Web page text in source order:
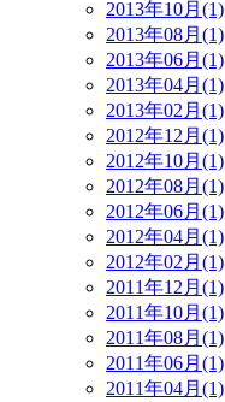
2013年10月(1)
2013年08月(1)
2013年06月(1)
2013年04月(1)
2013年02月(1)
2012年12月(1)
2012年10月(1)
2012年08月(1)
2012年06月(1)
2012年04月(1)
2012年02月(1)
2011年12月(1)
2011年10月(1)
2011年08月(1)
2011年06月(1)
2011年04月(1)